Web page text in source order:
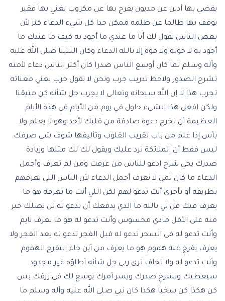
يقضي بها أدين عن مديون يفرج بها عن مكروب يغني بها فقير
يوقف بها ظالما عن ظلمه ممكن جدا كل شيء الدعاء كنز لأن
بعض الناس يقول لك أنا ما عندي ما أجود به كيف ما عندك ما
أجود به لا حوله ولا قوة إلا بالله الدعاء وكان النبينا صلى الله عليه
وآله وسلم لما كان أوسع الناس صدرا كان أكثر الناس دعاء لأمته
تشرح الصدور ولاحظ تدريب جرب ونحن لا نقول جرب يعني معناته
تجرب هذا لا إن الله سبحانه وتعالى لا يجرب جل شأنه كن متيقنا
ولكن افعل هذا الشيء حاول في يوم من الأيام في هذه الأيام
العظيمة أن تخرج دعوة صادقة من قلبك لأحد وهو لا يعلم ولا
بأس إذا علم من باب تقريب القلوب وتأليفها شوف شي صرفك
ليس فقط أن الملائكة ترد عليك ويقول لك لك مثلها وزيادة
صدرك يجي شرح ادعو للناس من عرفت ومن لم تعرف وأجمل
الدعاء ما كان لمن لا نعرف أجمل الدعاء لأن الناس اللي نعرفهم
بطريقة أو بأخرى أنت تدعو لهم لكن اللي أنت ما تعرفه هو ما
يعرف فيك قل لي بالله ما الذي يدفعك أن تدعو له لن يصلك خير
منه على الأقل مادي محسوس وأنت تدعو له هو ما يعرف نايم
وأنت تدعو له في السحر تدعو له قبل الفجر تدعو له بعد الفجر ولا
يعرف يفرج عنه هموم هو ما يعرف من أين جاء التفرج الهموم
وأنت تدعو له ولا تخاف ترى ربي جل شأنه أطاؤه غير مجدود
سيعطيك ويشرح صدرك ويسر أمرك يوسع لك في رزقك بس
كن هكذا كن سخيا هكذا كان نبي صلى الله عليه وآله وسلم ما